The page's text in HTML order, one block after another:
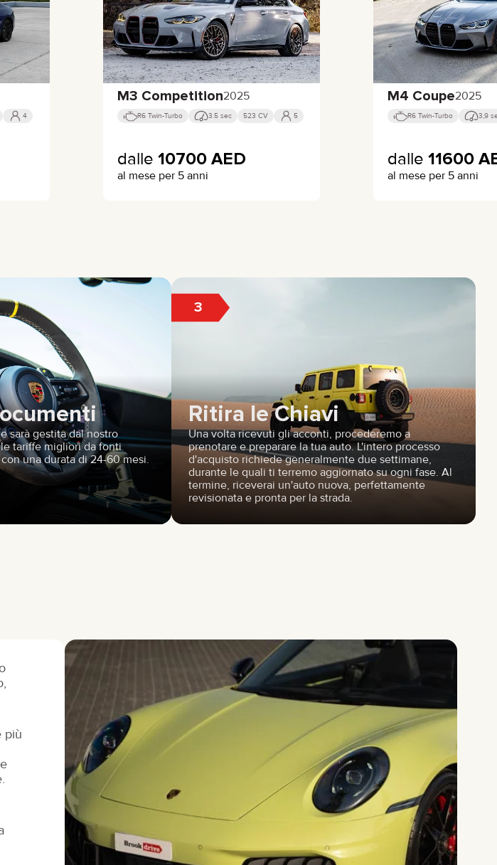
4
M3 Competition2025
R6 Twin-Turbo 3.5 sec 523 CV 5
dalle 10700 AED
al mese per 5 anni
M4 Coupe2025
R6 Twin-Turbo 3,9
dalle 11600
al mese per 5 anni
sarà gestita dal nostro
tariffe migliori da fonti
una durata di 24-60 mesi.
3
Ritira le Chiavi
Una volta ricevuti gli acconti, procederemo a
prenotare e preparare la tua auto. L'intero processo
d'acquisto richiede generalmente due settimane,
durante le quali ti terremo aggiornato su ogni fase. Al
termine, riceverai un'auto nuova, perfettamente
revisionata e pronta per la strada.
più